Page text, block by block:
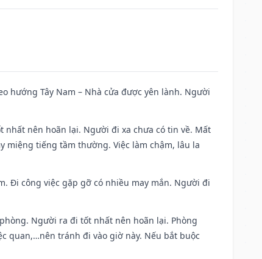
hướng Tây Nam – Nhà cửa được yên lành. Người
nhất nên hoãn lại. Người đi xa chưa có tin về. Mất
tiếng tầm thường. Việc làm chậm, lâu la
Đi công việc gặp gỡ có nhiều may mắn. Người đi
Người ra đi tốt nhất nên hoãn lại. Phòng
quan,…nên tránh đi vào giờ này. Nếu bắt buộc